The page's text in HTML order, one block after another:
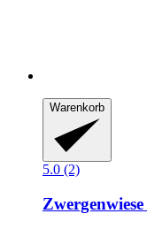
Warenkorb
5.0 (2)
Zwergenwiese